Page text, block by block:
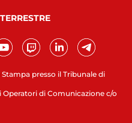
presso il Tribunale di
di Comunicazione c/o